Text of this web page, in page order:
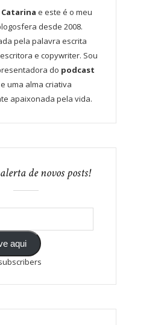
Catarina e este é o meu
desde 2008.
pela palavra escrita
e copywriter. Sou
do podcast
uma alma criativa
apaixonada pela vida.
de novos posts!
aqui